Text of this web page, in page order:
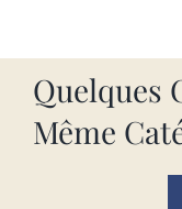
Quelques
Même